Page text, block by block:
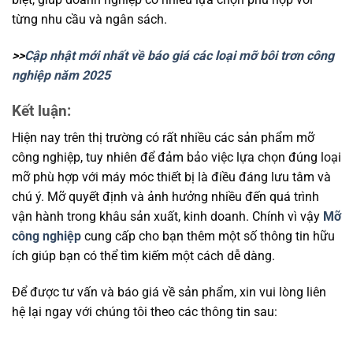
từng nhu cầu và ngân sách.
>>Cập nhật mới nhất về báo giá các loại mỡ bôi trơn công
nghiệp năm 2025
Kết luận:
Hiện nay trên thị trường có rất nhiều các sản phẩm mỡ
công nghiệp, tuy nhiên để đảm bảo việc lựa chọn đúng loại
mỡ phù hợp với máy móc thiết bị là điều đáng lưu tâm và
chú ý. Mỡ quyết định và ảnh hưởng nhiều đến quá trình
vận hành trong khâu sản xuất, kinh doanh. Chính vì vậy Mỡ
công nghiệp cung cấp cho bạn thêm một số thông tin hữu
ích giúp bạn có thể tìm kiếm một cách dễ dàng.
Để được tư vấn và báo giá về sản phẩm, xin vui lòng liên
hệ lại ngay với chúng tôi theo các thông tin sau: